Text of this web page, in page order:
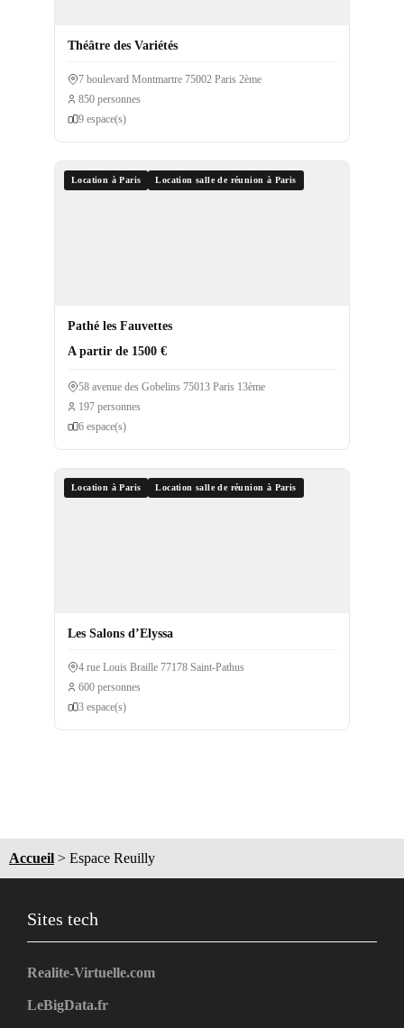
Théâtre des Variétés
7 boulevard Montmartre 75002 Paris 2ème
850 personnes
9 espace(s)
Location à Paris Location salle de réunion à Paris
Pathé les Fauvettes
A partir de 1500 €
58 avenue des Gobelins 75013 Paris 13ème
197 personnes
6 espace(s)
Location à Paris Location salle de réunion à Paris
Les Salons d’Elyssa
4 rue Louis Braille 77178 Saint-Pathus
600 personnes
3 espace(s)
Accueil > Espace Reuilly
Sites tech
Realite-Virtuelle.com
LeBigData.fr